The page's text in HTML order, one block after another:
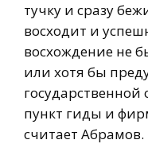
тучку и сразу
восходит и
восхождение не
или хотя бы
государственной
пункт гиды и
считает Абрамов.